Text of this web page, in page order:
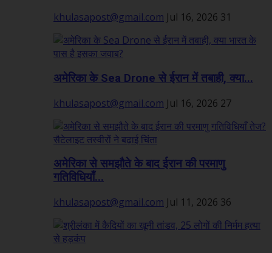
khulasapost@gmail.com Jul 16, 2026 31
अमेरिका के Sea Drone से ईरान में तबाही, क्या...
khulasapost@gmail.com Jul 16, 2026 27
अमेरिका से समझौते के बाद ईरान की परमाणु
गतिविधियाँ...
khulasapost@gmail.com Jul 11, 2026 36